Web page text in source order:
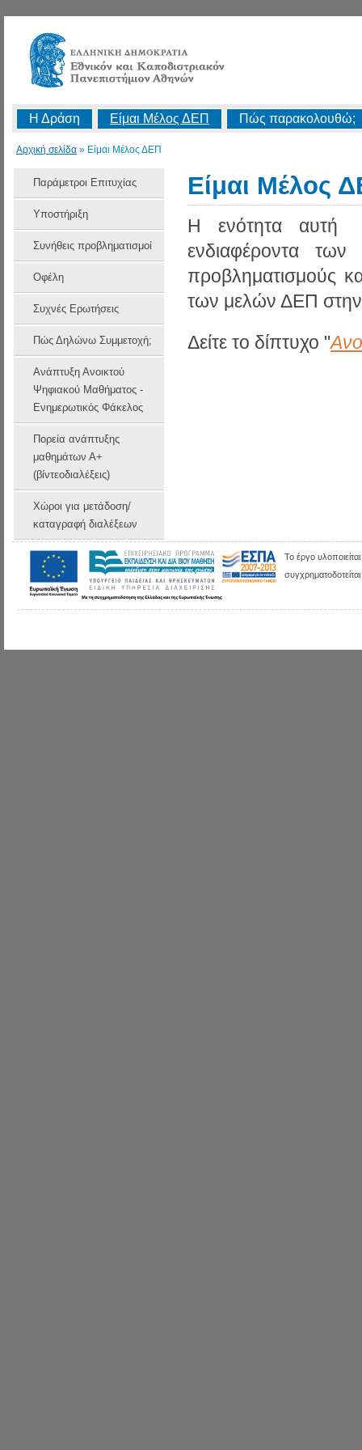
Η Δράση Είμαι Μέλος ΔΕΠ Πώς παρακολουθώ;
Αρχική σελίδα » Είμαι Μέλος ΔΕΠ
Παράμετροι Επιτυχίας
Υποστήριξη
Συνήθεις προβληματισμοί
Οφέλη
Συχνές Ερωτήσεις
Πώς Δηλώνω Συμμετοχή;
Ανάπτυξη Ανοικτού
Ψηφιακού Μαθήματος -
Ενημερωτικός Φάκελος
Πορεία ανάπτυξης
μαθημάτων Α+
(βίντεοδιαλέξεις)
Χώροι για μετάδοση/
καταγραφή διαλέξεων
Είμαι Μέλος
Η ενότητα αυτή
ενδιαφέροντα
προβληματισμούς
των μελών ΔΕΠ
Δείτε το δίπτυχο "
Το έργο